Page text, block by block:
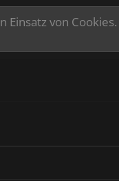
von Cookies.